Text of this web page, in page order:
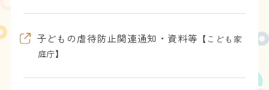
子どもの虐待防止関連通知・資料等 【こども家
庭庁】